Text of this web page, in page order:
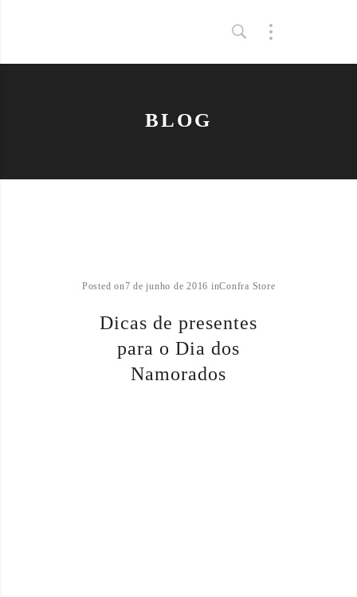
BLOG
Posted on7 de junho de 2016 inConfra Store
Dicas de presentes
para o Dia dos
Namorados